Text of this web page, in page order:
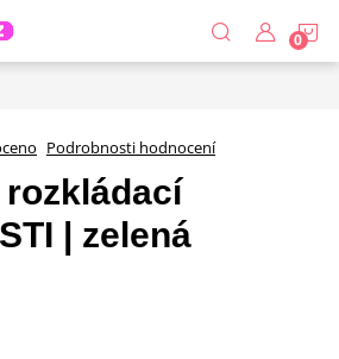
Podrobnosti hodnocení
| zelená